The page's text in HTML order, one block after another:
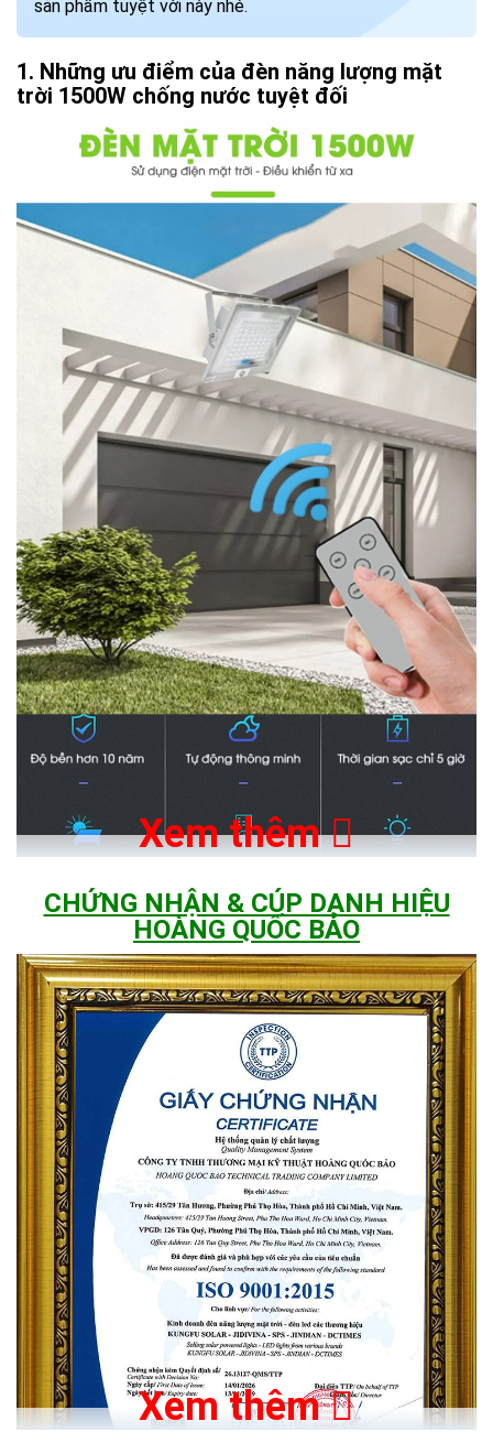
sản phẩm tuyệt vời này nhé.
Những ưu điểm của đèn năng lượng mặt
trời 1500W chống nước tuyệt đối
- Không tốn tiền điện hàng tháng trong suốt thời gian sử dụng.
- Độ bền cao lên đến 10 năm.
- Không sử dụng dây điện rườm rà không sợ đứt dây điện và an
toàn tuyệt đối về điện khi trời mưa bão.
- Tự động bật sáng khi trời tối - Tự động tắt khi trời sáng không
phải để ý đến thời gian tắt mở hằng ngày.
- Bật/ Tắt và tăng giảm độ sáng bất cứ lúc nào bằng chiếc
Remote điều khiển từ xa.
- Lắp đặt cho tắt cả các vị trí trong nhà , hành lang, sân nhà ,
đường đi , nhà xưởng , trang trại và những khu vực không có điện
lưới ...
Liên Hệ Mua Hàng :09153 77770 - 0937 017 717 -
028.66.795.795
Chip Led cao cấp
Xem thêm
CHỨNG NHẬN & CÚP DANH HIỆU
HOÀNG QUỐC BẢO
Xem thêm